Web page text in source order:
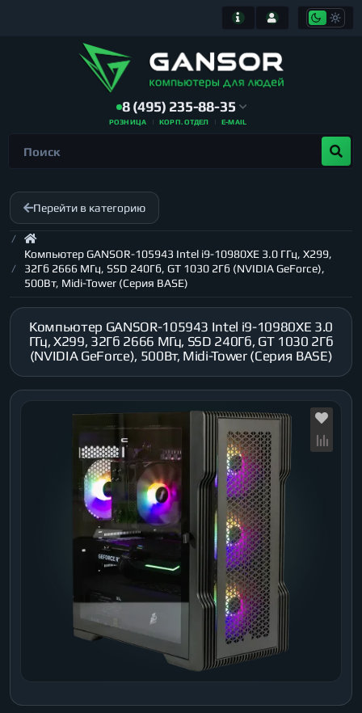
8 (495) 235-88-35
РОЗНИЦА КОРП. ОТДЕЛ E-MAIL
Перейти в категорию
Компьютер GANSOR-105943 Intel i9-10980XE 3.0 ГГц, X299,
32Гб 2666 МГц, SSD 240Гб, GT 1030 2Гб (NVIDIA GeForce),
500Вт, Midi-Tower (Серия BASE)
Компьютер GANSOR-105943 Intel i9-10980XE 3.0
ГГц, X299, 32Гб 2666 МГц, SSD 240Гб, GT 1030 2Гб
(NVIDIA GeForce), 500Вт, Midi-Tower (Серия BASE)